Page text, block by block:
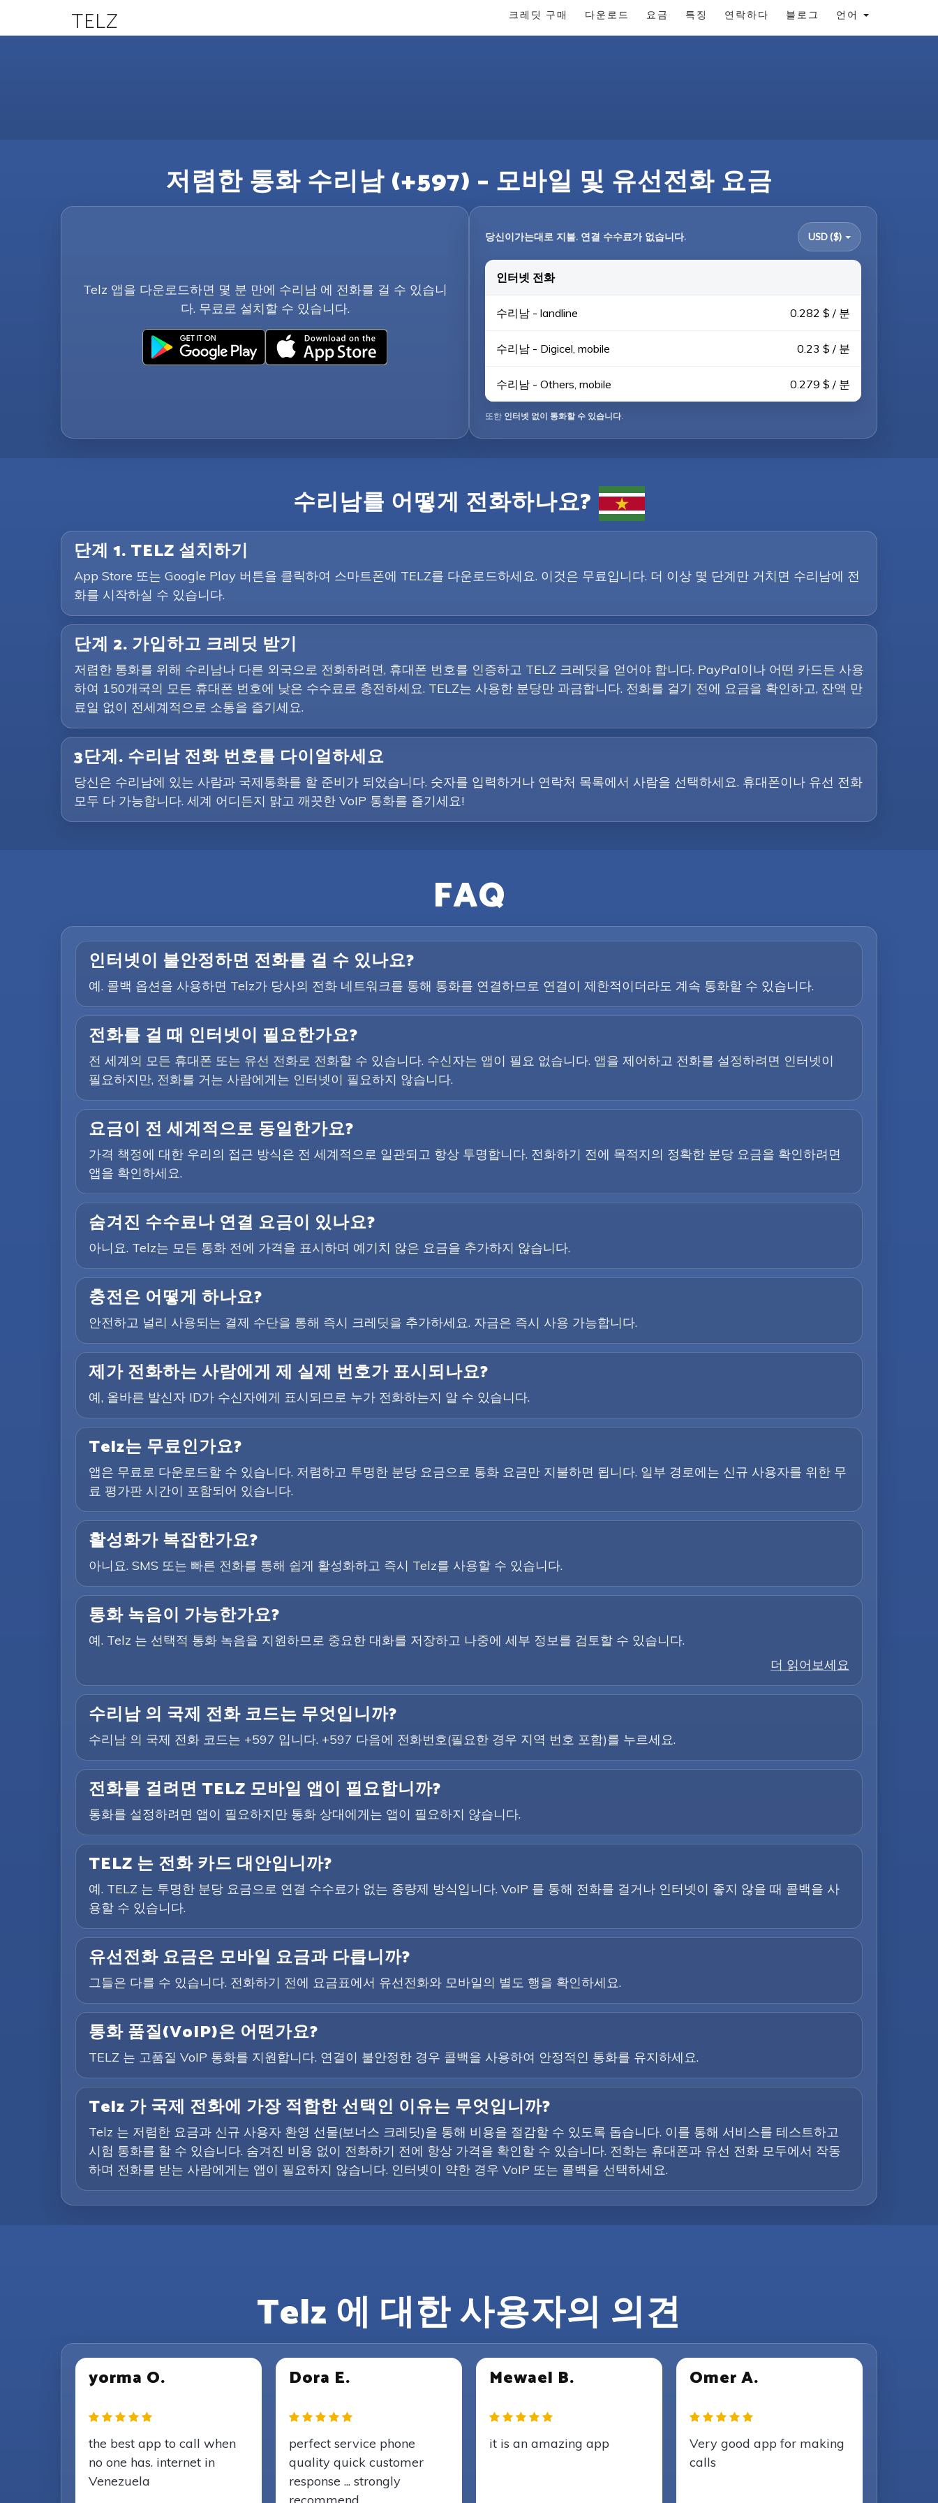
TELZ 크레딧 구매 다운로드 요금 특징 연락하다 블로그 언어
저렴한 통화 수리남 (+597) – 모바일 및 유선전화 요금
Telz 앱을 다운로드하면 몇 분 만에 수리남 에 전화를 걸 수 있습니
다. 무료로 설치할 수 있습니다.
당신이가는대로 지불. 연결 수수료가 없습니다. USD ($)
인터넷 전화
수리남 - landline 0.282 $ / 분
수리남 - Digicel, mobile 0.23 $ / 분
수리남 - Others, mobile 0.279 $ / 분
또한 인터넷 없이 통화할 수 있습니다.
수리남를 어떻게 전화하나요?
단계 1. TELZ 설치하기
App Store 또는 Google Play 버튼을 클릭하여 스마트폰에 TELZ를 다운로드하세요. 이것은 무료입니다. 더 이상 몇 단계만 거치면 수리남에 전
화를 시작하실 수 있습니다.
단계 2. 가입하고 크레딧 받기
저렴한 통화를 위해 수리남나 다른 외국으로 전화하려면, 휴대폰 번호를 인증하고 TELZ 크레딧을 얻어야 합니다. PayPal이나 어떤 카드든 사용
하여 150개국의 모든 휴대폰 번호에 낮은 수수료로 충전하세요. TELZ는 사용한 분당만 과금합니다. 전화를 걸기 전에 요금을 확인하고, 잔액 만
료일 없이 전세계적으로 소통을 즐기세요.
3단계. 수리남 전화 번호를 다이얼하세요
당신은 수리남에 있는 사람과 국제통화를 할 준비가 되었습니다. 숫자를 입력하거나 연락처 목록에서 사람을 선택하세요. 휴대폰이나 유선 전화
모두 다 가능합니다. 세계 어디든지 맑고 깨끗한 VoIP 통화를 즐기세요!
FAQ
인터넷이 불안정하면 전화를 걸 수 있나요?
예. 콜백 옵션을 사용하면 Telz가 당사의 전화 네트워크를 통해 통화를 연결하므로 연결이 제한적이더라도 계속 통화할 수 있습니다.
전화를 걸 때 인터넷이 필요한가요?
전 세계의 모든 휴대폰 또는 유선 전화로 전화할 수 있습니다. 수신자는 앱이 필요 없습니다. 앱을 제어하고 전화를 설정하려면 인터넷이
필요하지만, 전화를 거는 사람에게는 인터넷이 필요하지 않습니다.
요금이 전 세계적으로 동일한가요?
가격 책정에 대한 우리의 접근 방식은 전 세계적으로 일관되고 항상 투명합니다. 전화하기 전에 목적지의 정확한 분당 요금을 확인하려면
앱을 확인하세요.
숨겨진 수수료나 연결 요금이 있나요?
아니요. Telz는 모든 통화 전에 가격을 표시하며 예기치 않은 요금을 추가하지 않습니다.
충전은 어떻게 하나요?
안전하고 널리 사용되는 결제 수단을 통해 즉시 크레딧을 추가하세요. 자금은 즉시 사용 가능합니다.
제가 전화하는 사람에게 제 실제 번호가 표시되나요?
예, 올바른 발신자 ID가 수신자에게 표시되므로 누가 전화하는지 알 수 있습니다.
Telz는 무료인가요?
앱은 무료로 다운로드할 수 있습니다. 저렴하고 투명한 분당 요금으로 통화 요금만 지불하면 됩니다. 일부 경로에는 신규 사용자를 위한 무
료 평가판 시간이 포함되어 있습니다.
활성화가 복잡한가요?
아니요. SMS 또는 빠른 전화를 통해 쉽게 활성화하고 즉시 Telz를 사용할 수 있습니다.
통화 녹음이 가능한가요?
예. Telz 는 선택적 통화 녹음을 지원하므로 중요한 대화를 저장하고 나중에 세부 정보를 검토할 수 있습니다.
더 읽어보세요
수리남 의 국제 전화 코드는 무엇입니까?
수리남 의 국제 전화 코드는 +597 입니다. +597 다음에 전화번호(필요한 경우 지역 번호 포함)를 누르세요.
전화를 걸려면 TELZ 모바일 앱이 필요합니까?
통화를 설정하려면 앱이 필요하지만 통화 상대에게는 앱이 필요하지 않습니다.
TELZ 는 전화 카드 대안입니까?
예. TELZ 는 투명한 분당 요금으로 연결 수수료가 없는 종량제 방식입니다. VoIP 를 통해 전화를 걸거나 인터넷이 좋지 않을 때 콜백을 사
용할 수 있습니다.
유선전화 요금은 모바일 요금과 다릅니까?
그들은 다를 수 있습니다. 전화하기 전에 요금표에서 유선전화와 모바일의 별도 행을 확인하세요.
통화 품질(VoIP)은 어떤가요?
TELZ 는 고품질 VoIP 통화를 지원합니다. 연결이 불안정한 경우 콜백을 사용하여 안정적인 통화를 유지하세요.
Telz 가 국제 전화에 가장 적합한 선택인 이유는 무엇입니까?
Telz 는 저렴한 요금과 신규 사용자 환영 선물(보너스 크레딧)을 통해 비용을 절감할 수 있도록 돕습니다. 이를 통해 서비스를 테스트하고
시험 통화를 할 수 있습니다. 숨겨진 비용 없이 전화하기 전에 항상 가격을 확인할 수 있습니다. 전화는 휴대폰과 유선 전화 모두에서 작동
하며 전화를 받는 사람에게는 앱이 필요하지 않습니다. 인터넷이 약한 경우 VoIP 또는 콜백을 선택하세요.
Telz 에 대한 사용자의 의견
yorma O.
the best app to call when
no one has. internet in
Venezuela
Dora E.
perfect service phone
quality quick customer
response ... strongly
Mewael B.
it is an amazing app
Omer A.
Very good app for making
calls